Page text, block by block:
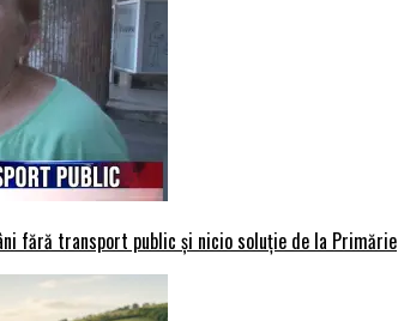
fără transport public și nicio soluție de la Primărie